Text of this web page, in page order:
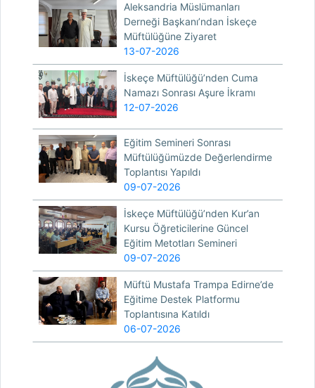
Aleksandria Müslümanları
Derneği Başkanı’ndan İskeçe
Müftülüğüne Ziyaret
13-07-2026
İskeçe Müftülüğü’nden Cuma
Namazı Sonrası Aşure İkramı
12-07-2026
Eğitim Semineri Sonrası
Müftülüğümüzde Değerlendirme
Toplantısı Yapıldı
09-07-2026
İskeçe Müftülüğü’nden Kur’an
Kursu Öğreticilerine Güncel
Eğitim Metotları Semineri
09-07-2026
Müftü Mustafa Trampa Edirne’de
Eğitime Destek Platformu
Toplantısına Katıldı
06-07-2026